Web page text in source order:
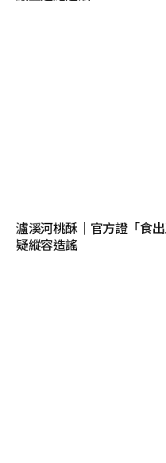
瀘溪河桃酥｜官方證「食
疑縱容造謠